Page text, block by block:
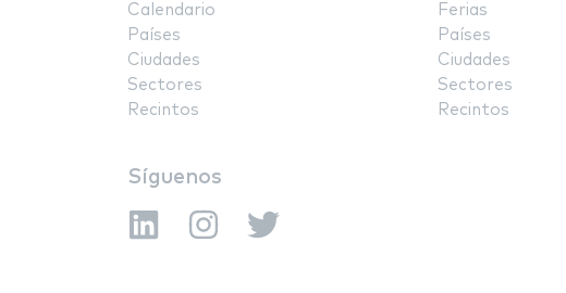
Calendario
Países
Ciudades
Sectores
Recintos
Ferias
Países
Ciudades
Sectores
Recintos
Síguenos